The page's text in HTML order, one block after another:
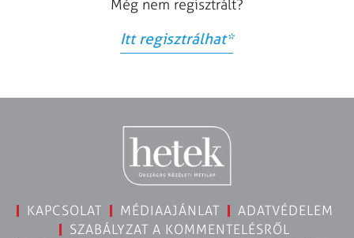
Még nem regisztrált?
Itt regisztrálhat*
KAPCSOLAT MÉDIAAJÁNLAT
ADATVÉDELEM
SZABÁLYZAT A KOMMENTELÉSRŐL